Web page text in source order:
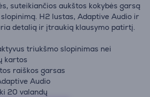
suteikiančios aukštos kokybės garsą
H2 lustas, Adaptive Audio ir
detalią ir įtraukią klausymo patirtį.
triukšmo slopinimas nei
kartos
raiškos garsas
Audio
20 valandų